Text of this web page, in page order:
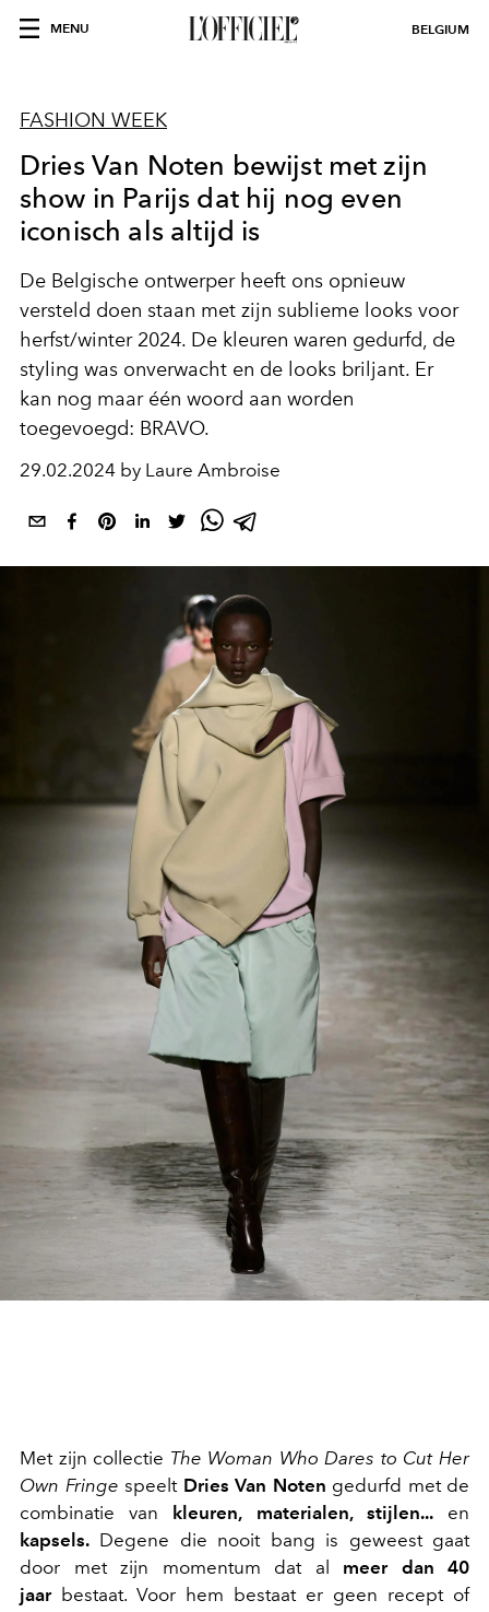
MENU BELGIUM
FASHION WEEK
Dries Van Noten bewijst met zijn
show in Parijs dat hij nog even
iconisch als altijd is
De Belgische ontwerper heeft ons opnieuw
versteld doen staan met zijn sublieme looks voor
herfst/winter 2024. De kleuren waren gedurfd, de
styling was onverwacht en de looks briljant. Er
kan nog maar één woord aan worden
toegevoegd: BRAVO.
29.02.2024 by Laure Ambroise
Met zijn collectie The Woman Who Dares to Cut Her
Own Fringe speelt Dries Van Noten gedurfd met de
combinatie van
kleuren, materialen, stijlen...en
kapsels. Degene die nooit bang is geweest gaat
door met zijn momentum dat al meer dan 40
jaarbestaat. Voor hem bestaat er geen recept of